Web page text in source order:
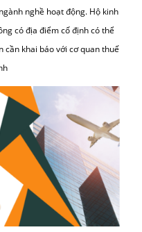
thường được cơ quan thuế
khoán, thông báo định kỳ
giấy phép kinh doanh và có
– dịch vụ đều phải thực
cho cả hộ kinh doanh cá thể,
thuế theo hình thức kê khai.